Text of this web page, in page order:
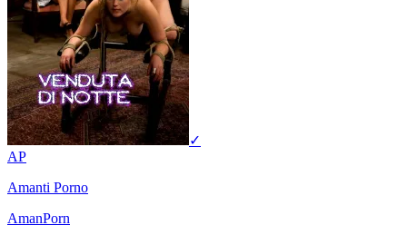
✓
AP
Amanti Porno
AmanPorn